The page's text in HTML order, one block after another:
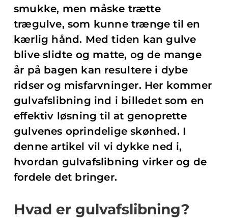
smukke, men måske trætte
trægulve, som kunne trænge til en
kærlig hånd. Med tiden kan gulve
blive slidte og matte, og de mange
år på bagen kan resultere i dybe
ridser og misfarvninger. Her kommer
gulvafslibning ind i billedet som en
effektiv løsning til at genoprette
gulvenes oprindelige skønhed. I
denne artikel vil vi dykke ned i,
hvordan gulvafslibning virker og de
fordele det bringer.
Hvad er gulvafslibning?